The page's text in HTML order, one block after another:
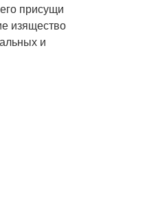
присущи
изящество
и